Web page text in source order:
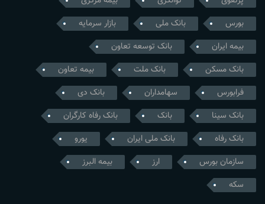
بورس
بانک ملی
بازار سرمایه
بیمه ایران
بانک توسعه تعاون
بانک مسکن
بانک ملت
بیمه تعاون
فرابورس
سهامداران
بانک دی
بانک سینا
بانک
بانک رفاه کارگران
بانک رفاه
بانک ملی ایران
یورو
سازمان بورس
ارز
بیمه البرز
سکه